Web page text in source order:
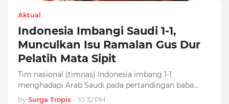
Aktual
Indonesia Imbangi Saudi 1-1,
Munculkan Isu Ramalan Gus Dur
Pelatih Mata Sipit
Tim nasional (timnas) Indonesia imbang 1-1
menghadapi Arab Saudi pada pertandingan baba…
by Surga Tropis - 10:32 PM